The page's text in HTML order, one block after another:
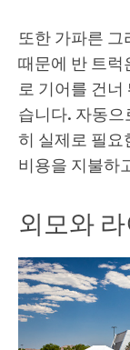
또한 가파른 그
때문에 반 트럭
로 기어를 건너
습니다. 자동으
히 실제로 필요
비용을 지불하
외모와